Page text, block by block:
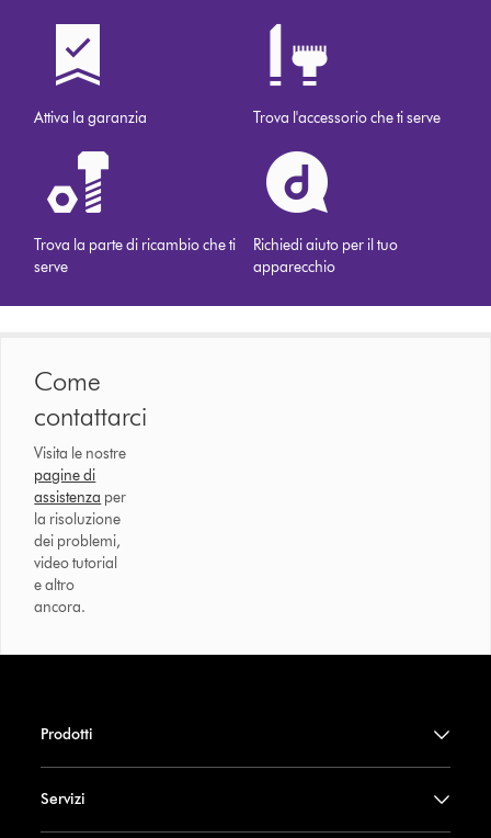
Attiva la garanzia Trova l'accessorio che ti serve
Trova la parte di ricambio che ti
serve
Richiedi aiuto per il tuo
apparecchio
Come
contattarci
Visita le nostre
pagine di
assistenza per
la risoluzione
dei problemi,
video tutorial
e altro
ancora.
Prodotti
Servizi